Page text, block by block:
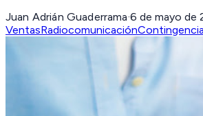
Juan Adrián Guaderrama·6 de mayo de
VentasRadiocomunicaciónContingencia